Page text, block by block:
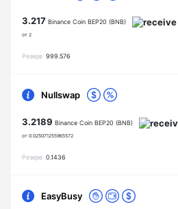
3.217 Binance Coin BEP20 (BNB)
от 2
Резерв 999.576
Nullswap
3.2189 Binance Coin BEP20 (BNB)
от 0.025071255965572
Резерв 0.1436
EasyBusy